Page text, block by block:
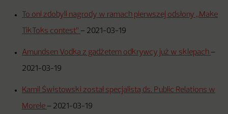
To oni zdobyli nagrody w ramach pierwszej odsłony „Make
TikToks contest” – 2021-03-19
Amundsen Vodka z gadżetem odkrywcy już w sklepach –
2021-03-19
Kamil Świstowski został specjalistą ds. Public Relations w
Morele – 2021-03-19